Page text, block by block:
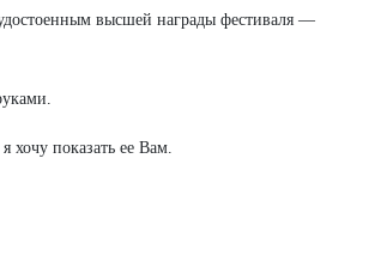
высшей награды фестиваля —
хочу показать ее Вам.